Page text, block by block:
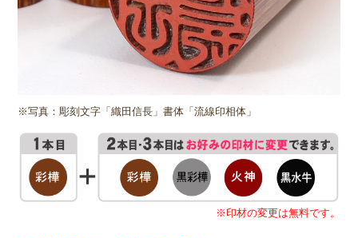
※写真：彫刻文字「織田信長」書体「流線印相体」
※印材の変更は無料です。